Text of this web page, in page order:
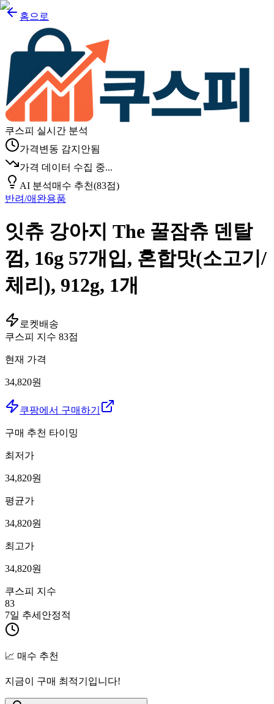
홈으로
쿠스피 실시간 분석
가격변동 감지안됨
가격 데이터 수집 중...
AI 분석매수 추천(83점)
반려/애완용품
잇츄 강아지 The 꿀잠츄 덴탈
껌, 16g 57개입, 혼합맛(소고기/
체리), 912g, 1개
로켓배송
쿠스피 지수 83점
현재 가격
34,820원
쿠팡에서 구매하기
구매 추천 타이밍
최저가
34,820원
평균가
34,820원
최고가
34,820원
쿠스피 지수
83
7일 추세 안정적
📈 매수 추천
지금이 구매 최적기입니다!